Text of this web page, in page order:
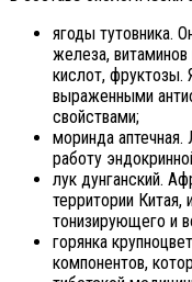
ягоды тутовника.
железа,
кислот, фруктозы.
выраженными
свойствами;
моринда аптечная.
работу
лук дунганский.
территории Китая,
тонизирующего и
горянка
компонентов,